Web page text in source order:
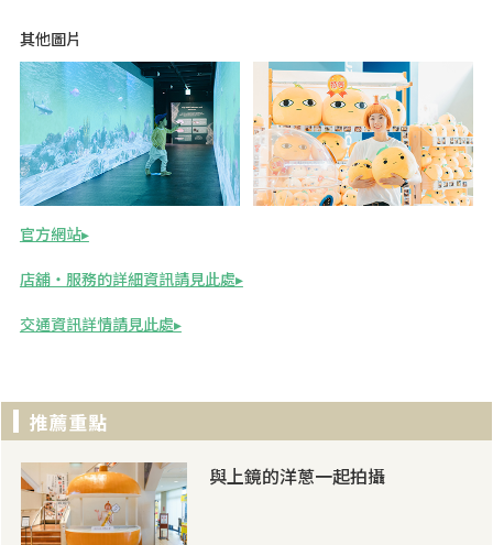
其他圖片
官方網站
店舖・服務的詳細資訊請見此處
交通資訊詳情請見此處
與上鏡的洋蔥一起拍攝